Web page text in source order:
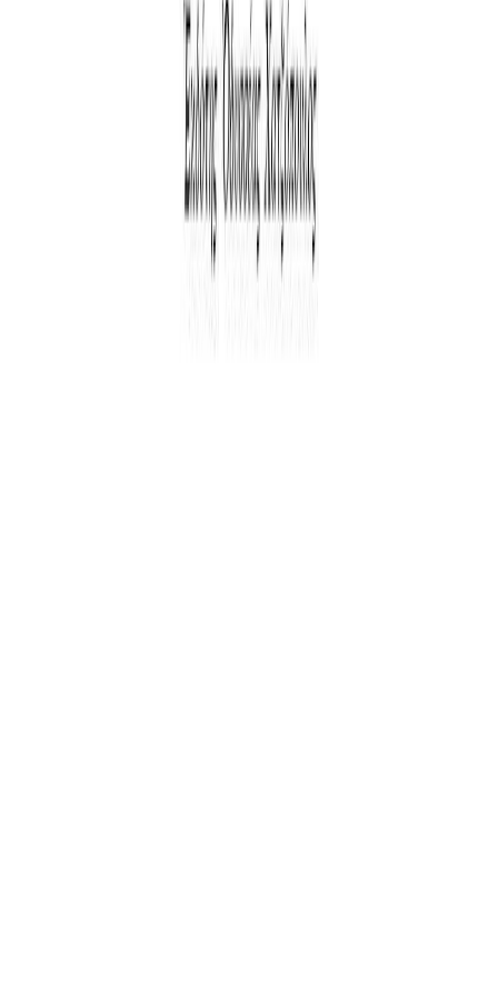
Δώρο για κάποιον ξεχωριστό